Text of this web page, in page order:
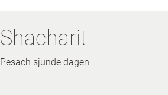
Shacharit
Pesach sjunde dagen